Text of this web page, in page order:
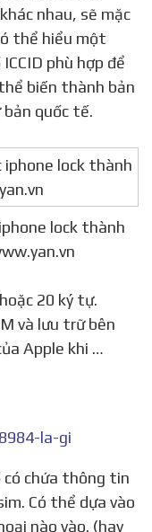
nhau, sẽ mặc
thể hiểu một
phù hợp để
biến thành bản
quốc tế.
lock thành
và lưu trữ bên
Apple khi …
la-gi
Có thể dựa vào
nào vào. (hay